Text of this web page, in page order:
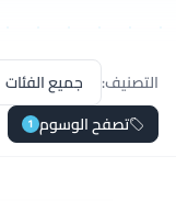
التصنيف:
تصفح الوسوم 1